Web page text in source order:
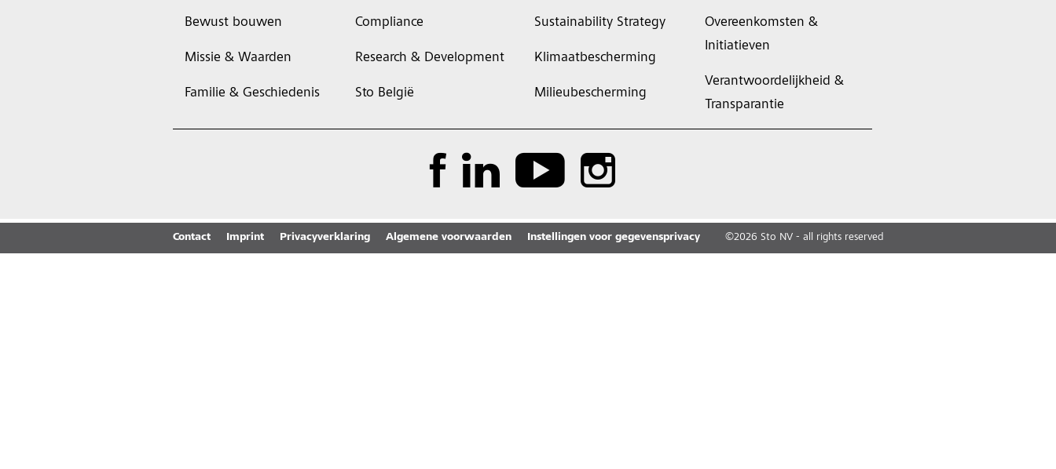
Bewust bouwen
Missie & Waarden
Familie & Geschiedenis
Compliance
Research & Development
Sto België
Sustainability Strategy
Klimaatbescherming
Milieubescherming
Overeenkomsten &
Initiatieven
Verantwoordelijkheid &
Transparantie
Contact Imprint Privacyverklaring Algemene voorwaarden Instellingen voor gegevensprivacy ©2026 Sto NV - all rights reserved